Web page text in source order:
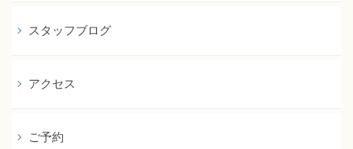
スタッフブログ
アクセス
ご予約